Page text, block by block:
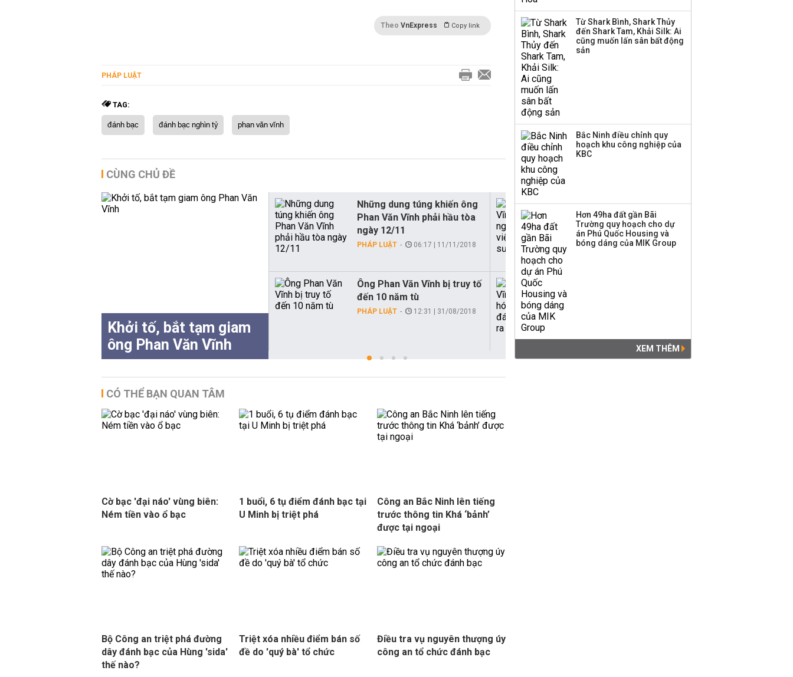
Theo VnExpress Copy link
PHÁP LUẬT
TAG:
đánh bạc đánh bạc nghìn tỷ phan văn vĩnh
CÙNG CHỦ ĐỀ
Khởi tố, bắt tạm giam
ông Phan Văn Vĩnh
Những dung túng khiến ông
Phan Văn Vĩnh phải hầu tòa
ngày 12/11
PHÁP LUẬT 06:17 | 11/11/2018
Ông Phan Văn Vĩnh bất ngờ
bị ngã trong bệnh viện và
phần trán sưng lên
PHÁP LUẬT 22:16 | 08/11/2018
Ông Phan Văn Vĩnh bị truy tố
đến 10 năm tù
PHÁP LUẬT 12:31 | 31/08/2018
CÓ THỂ BẠN QUAN TÂM
Cờ bạc 'đại náo' vùng biên:
Ném tiền vào ổ bạc
1 buổi, 6 tụ điểm đánh bạc tại
U Minh bị triệt phá
Công an Bắc Ninh lên tiếng
trước thông tin Khá ‘bảnh’
được tại ngoại
Bộ Công an triệt phá đường
dây đánh bạc của Hùng 'sida'
thế nào?
Triệt xóa nhiều điểm bán số
đề do 'quý bà' tổ chức
Điều tra vụ nguyên thượng úy
công an tổ chức đánh bạc
Việt Nam muốn phát
triển quỹ hưu trí: Từ tiết
kiệm gia đình thành
Từ Shark Bình, Shark Thủy
đến Shark Tam, Khải Silk: Ai
cũng muốn lấn sân bất động
sản
Bắc Ninh điều chỉnh quy
hoạch khu công nghiệp của
KBC
Hơn 49ha đất gần Bãi
Trường quy hoạch cho dự
án Phú Quốc Housing và
bóng dáng của MIK Group
XEM THÊM